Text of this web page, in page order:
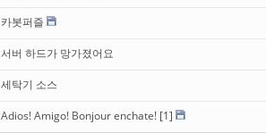
카봇퍼즐
서버 하드가 망가졌어요
세탁기 소스
Adios! Amigo! Bonjour enchate! [1]